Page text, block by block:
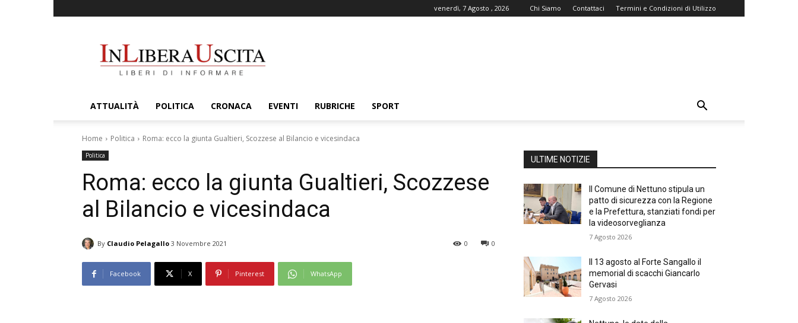
venerdì, 7 Agosto , 2026 Chi Siamo Contattaci Termini e Condizioni di Utilizzo
ATTUALITÀ POLITICA CRONACA EVENTI RUBRICHE SPORT
Home Politica Roma: ecco la giunta Gualtieri, Scozzese al Bilancio e vicesindaca
Politica
Roma: ecco la giunta Gualtieri, Scozzese
al Bilancio e vicesindaca
By Claudio Pelagallo 3 Novembre 2021 0
0
Facebook X Pinterest WhatsApp
ULTIME NOTIZIE
Il Comune di Nettuno stipula un
patto di sicurezza con la Regione
e la Prefettura, stanziati fondi per
la videosorveglianza
7 Agosto 2026
Il 13 agosto al Forte Sangallo il
memorial di scacchi Giancarlo
Gervasi
7 Agosto 2026